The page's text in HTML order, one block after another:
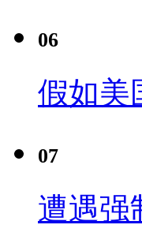
06
假如美
07
遭遇强